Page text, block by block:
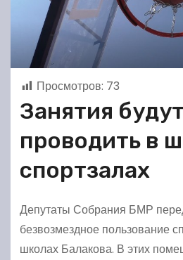
Просмотров: 73
Занятия будут
проводить в
спортзалах
Депутаты Собрания БМР
безвозмездное пользование
школах Балакова. В этих